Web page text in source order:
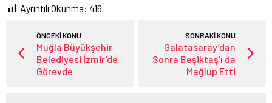
Ayrıntılı Okunma: 416
ÖNCEKİ KONU
Muğla Büyükşehir
Belediyesi İzmir’de
Görevde
SONRAKİ KONU
Galatasaray’dan
Sonra Beşiktaş’ı da
Mağlup Etti